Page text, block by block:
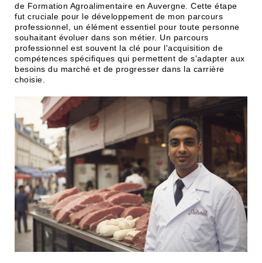
de Formation Agroalimentaire en Auvergne. Cette étape
fut cruciale pour le développement de mon parcours
professionnel, un élément essentiel pour toute personne
souhaitant évoluer dans son métier. Un parcours
professionnel est souvent la clé pour l'acquisition de
compétences spécifiques qui permettent de s'adapter aux
besoins du marché et de progresser dans la carrière
choisie.